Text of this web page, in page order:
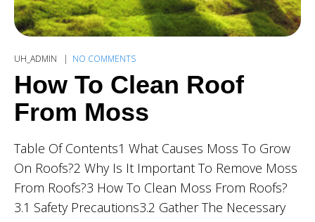
UH_ADMIN NO COMMENTS
How To Clean Roof
From Moss
Table Of Contents1 What Causes Moss To Grow
On Roofs?2 Why Is It Important To Remove Moss
From Roofs?3 How To Clean Moss From Roofs?
3.1 Safety Precautions3.2 Gather The Necessary